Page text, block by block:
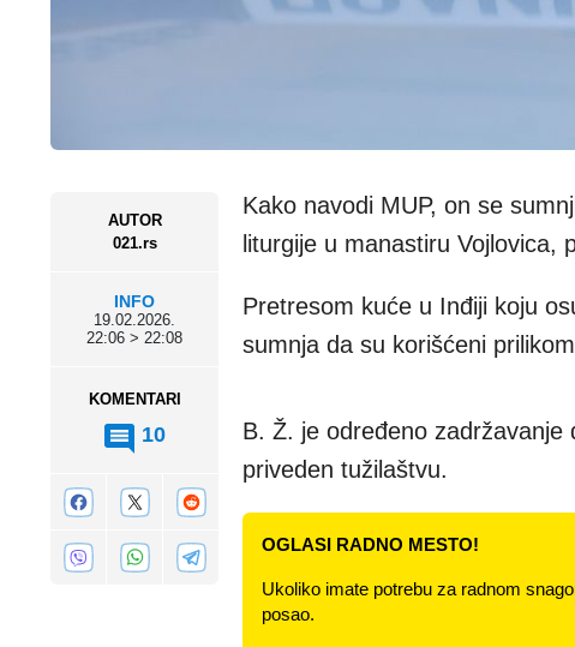
AUTOR
021.rs
INFO
19.02.2026.
22:06 > 22:08
KOMENTARI
10
Kako navodi MUP, on se
liturgije u manastiru Vojlovica,
Pretresom kuće u Inđiji koju
sumnja da su korišćeni
B. Ž. je određeno
priveden tužilaštvu.
OGLASI RADNO MESTO!
Ukoliko imate potrebu za radnom
posao.